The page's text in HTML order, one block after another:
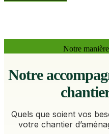
Notre
Notre
Quels que soient vos
votre chantier